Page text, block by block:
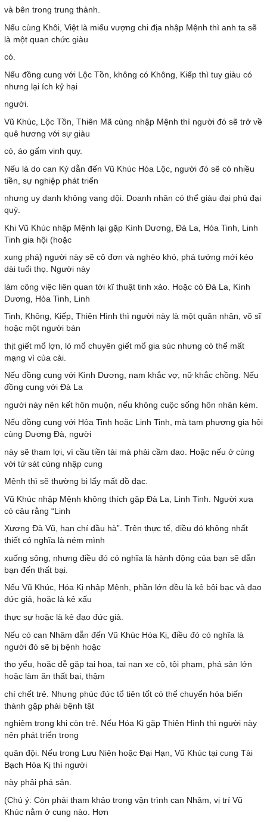
và bên trong trung thành.
Nếu cùng Khôi, Việt là miếu vượng chi địa nhập Mệnh thì anh ta sẽ
là một quan chức giàu
có.
Nếu đồng cung với Lộc Tồn, không có Không, Kiếp thì tuy giàu có
nhưng lại ích kỷ hại
người.
Vũ Khúc, Lộc Tồn, Thiên Mã cùng nhập Mệnh thì người đó sẽ trở về
quê hương với sự giàu
có, áo gấm vinh quy.
Nếu là do can Kỷ dẫn đến Vũ Khúc Hóa Lộc, người đó sẽ có nhiều
tiền, sự nghiệp phát triển
nhưng uy danh không vang dội. Doanh nhân có thể giàu đại phú đại
quý.
Khi Vũ Khúc nhập Mệnh lại gặp Kình Dương, Đà La, Hỏa Tinh, Linh
Tinh gia hội (hoặc
xung phá) người này sẽ cô đơn và nghèo khó, phá tướng mới kéo
dài tuổi thọ. Người này
làm công việc liên quan tới kĩ thuật tinh xảo. Hoặc có Đà La, Kình
Dương, Hỏa Tinh, Linh
Tinh, Không, Kiếp, Thiên Hình thì người này là một quân nhân, võ sĩ
hoặc một người bán
thịt giết mổ lợn, lò mổ chuyên giết mổ gia súc nhưng có thể mất
mạng vì của cải.
Nếu đồng cung với Kình Dương, nam khắc vợ, nữ khắc chồng. Nếu
đồng cung với Đà La
người này nên kết hôn muộn, nếu không cuộc sống hôn nhân kém.
Nếu đồng cung với Hỏa Tinh hoặc Linh Tinh, mà tam phương gia hội
cùng Dương Đà, người
này sẽ tham lợi, vì cầu tiền tài mà phải cầm dao. Hoặc nếu ở cùng
với tứ sát cùng nhập cung
Mệnh thì sẽ thường bị lấy mất đồ đạc.
Vũ Khúc nhập Mệnh không thích gặp Đà La, Linh Tinh. Người xưa
có câu rằng “Linh
Xương Đà Vũ, hạn chí đầu hà”. Trên thực tế, điều đó không nhất
thiết có nghĩa là ném mình
xuống sông, nhưng điều đó có nghĩa là hành động của bạn sẽ dẫn
bạn đến thất bại.
Nếu Vũ Khúc, Hóa Kị nhập Mệnh, phần lớn đều là kẻ bội bạc và đạo
đức giả, hoặc là kẻ xấu
thực sự hoặc là kẻ đạo đức giả.
Nếu có can Nhâm dẫn đến Vũ Khúc Hóa Kị, điều đó có nghĩa là
người đó sẽ bị bệnh hoặc
thọ yểu, hoặc dễ gặp tai họa, tai nạn xe cộ, tội phạm, phá sản lớn
hoặc làm ăn thất bại, thậm
chí chết trẻ. Nhưng phúc đức tổ tiên tốt có thể chuyển hóa biến
thành gặp phải bệnh tật
nghiêm trọng khi còn trẻ. Nếu Hóa Kị gặp Thiên Hình thì người này
nên phát triển trong
quân đội. Nếu trong Lưu Niên hoặc Đại Hạn, Vũ Khúc tại cung Tài
Bạch Hóa Kị thì người
này phải phá sản.
(Chú ý: Còn phải tham khảo trong vận trình can Nhâm, vị trí Vũ
Khúc nằm ở cung nào. Hơn